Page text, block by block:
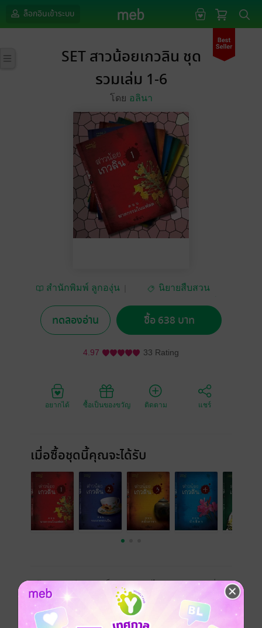
ล็อกอินเข้าระบบ
SET สาวน้อยเกวลิน ชุด
รวมเล่ม 1-6
โดย อลินา
สำนักพิมพ์ ลูกองุ่น
นิยายสืบสวน
ทดลองอ่าน ซื้อ 638 บาท
4.97 33 Rating
อยากได้ ซื้อเป็นของขวัญ ติดตาม แชร์
เมื่อซื้อชุดนี้คุณจะได้รับ
แก๊ง ก.ข.ค. มีสมาชิกเป็นสาว (และไม่สาว) สามรายที่
บุคลิกแตกต่างกันสุดขั้ว แถมพ่วงด้วยสมาชิกกิตติมศักดิ์
หนุ่มคนเดียว อนิรุจ...อัจฉริยะทางการสังเกตผู้มีนิสัยแปลก
ประหลาด ชอบสะสมของที่ใคร ๆ ก็ขยาด ฐานที่ตั้งของ